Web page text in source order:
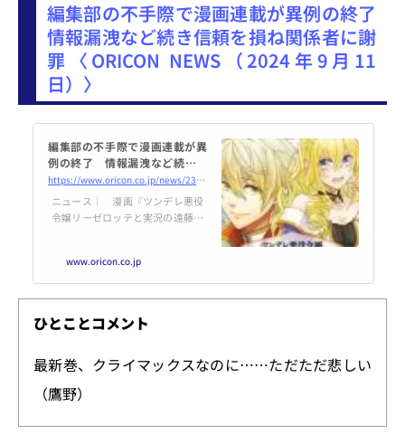
編集部の不手際で漫画連載が異例の終了
情報漏洩など続き信頼を損ね関係者に謝
罪〈ORICON NEWS（2024年9月11
日）〉
編集部の不手際で漫画連載が異
例の終了 情報漏洩など続き信
頼を損ね関係者に謝罪
https://www.oricon.co.jp/news/2344449/full/
ニュース｜ 漫画『ツンデレ悪役
令嬢リーゼロッテと実況の遠藤く
『B's-LOG COMIC』の公式Xにて
発表された。連載終了の経緯は異
例とも言える編集部の度重なる不
手際で、編集部は謝罪した。 書
面にて「コミカライズに関しまし
を終了することとなりました。本
もって完結となり、今後の新刊刊
www.oricon.co.jp
ひとことコメント
最新巻、クライマックスなのに……ただただ悲しい
（鷹野）